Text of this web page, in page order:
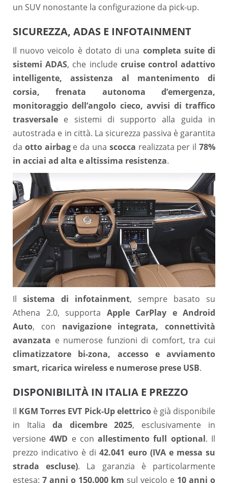
un SUV nonostante la configurazione da pick-up.
SICUREZZA, ADAS E INFOTAINMENT
Il nuovo veicolo è dotato di una completa suite di
sistemi ADAS, che include cruise control adattivo
intelligente, assistenza al mantenimento di
corsia, frenata autonoma d’emergenza,
monitoraggio dell’angolo cieco, avvisi di traffico
trasversale e sistemi di supporto alla guida in
autostrada e in città. La sicurezza passiva è garantita
da otto airbage da una scocca realizzata per il78%
in acciai ad alta e altissima resistenza.
Il sistema di infotainment, sempre basato su
Athena 2.0, supporta Apple CarPlay e Android
Auto, con navigazione integrata, connettività
avanzata e numerose funzioni di comfort, tra cui
climatizzatore bi-zona, accesso e avviamento
smart, ricarica wireless e numerose prese USB.
DISPONIBILITÀ IN ITALIA E PREZZO
Il KGM Torres EVT Pick-Up elettricoè già disponibile
in Italia da dicembre 2025, esclusivamente in
versione4WD e conallestimento full optional. Il
prezzo indicativo è di42.041 euro (IVA e messa su
strada escluse). La garanzia è particolarmente
estesa: 7 anni o 150.000 km sul veicolo e 10 anni o